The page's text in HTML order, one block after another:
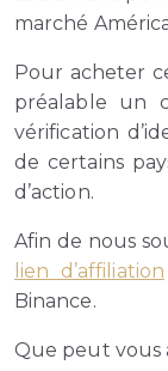
marché
Pour acheter
préalable un
vérification
de certains
d’action.
Afin de nous
lien d’affiliation
Binance.
Que peut